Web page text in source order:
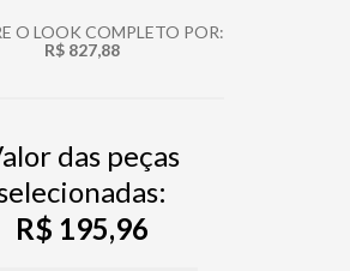
O LOOK COMPLETO POR:
R$ 827,88
das peças
R$ 195,96